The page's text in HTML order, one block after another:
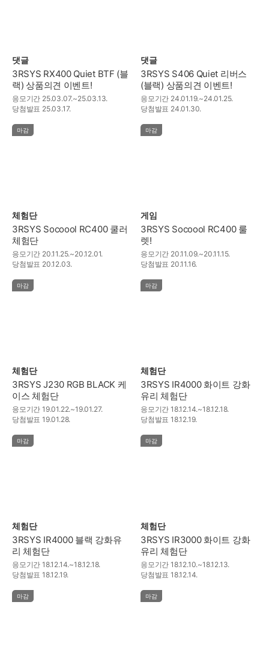
댓글
3RSYS RX400 Quiet BTF (블
랙) 상품의견 이벤트!
응모기간 25.03.07.~25.03.13.
당첨발표 25.03.17.
댓글
3RSYS S406 Quiet 리버스
(블랙) 상품의견 이벤트!
응모기간 24.01.19.~24.01.25.
당첨발표 24.01.30.
마감
체험단
3RSYS Socoool RC400 쿨러
체험단
응모기간 20.11.25.~20.12.01.
당첨발표 20.12.03.
마감
게임
3RSYS Socoool RC400 룰
렛!
응모기간 20.11.09.~20.11.15.
당첨발표 20.11.16.
마감
체험단
3RSYS J230 RGB BLACK 케
이스 체험단
응모기간 19.01.22.~19.01.27.
당첨발표 19.01.28.
마감
체험단
3RSYS IR4000 화이트 강화
유리 체험단
응모기간 18.12.14.~18.12.18.
당첨발표 18.12.19.
마감
체험단
3RSYS IR4000 블랙 강화유
리 체험단
응모기간 18.12.14.~18.12.18.
당첨발표 18.12.19.
마감
체험단
3RSYS IR3000 화이트 강화
유리 체험단
응모기간 18.12.10.~18.12.13.
당첨발표 18.12.14.
마감 마감